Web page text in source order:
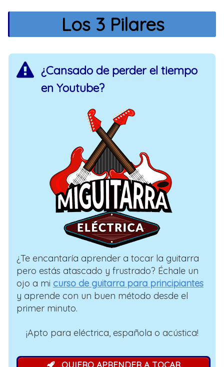
Los 3 Pilares
¿Cansado de perder el tiempo
en Youtube?
¿Te encantaría aprender a tocar la guitarra
pero estás atascado y frustrado? Échale un
ojo a mi curso de guitarra para principiantes
y aprende con un buen método desde el
primer minuto.
¡Apto para eléctrica, española o acústica!
QUIERO APRENDER A TOCAR